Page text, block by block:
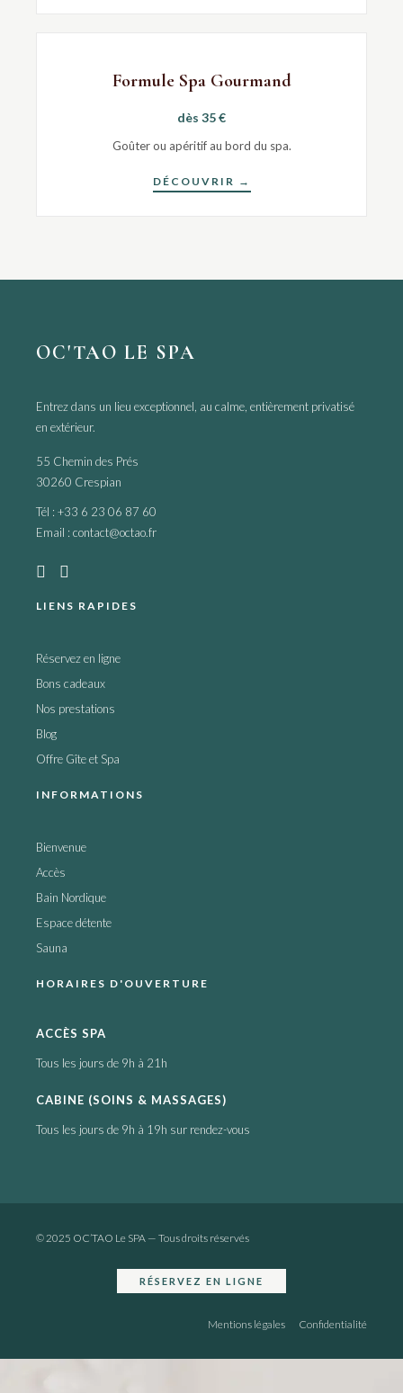
Formule Spa Gourmand
dès 35 €
Goûter ou apéritif au bord du spa.
DÉCOUVRIR →
OC'TAO LE SPA
Entrez dans un lieu exceptionnel, au calme, entièrement privatisé
en extérieur.
55 Chemin des Prés
30260 Crespian
Tél : +33 6 23 06 87 60
Email : contact@octao.fr
 
LIENS RAPIDES
Réservez en ligne
Bons cadeaux
Nos prestations
Blog
Offre Gîte et Spa
INFORMATIONS
Bienvenue
Accès
Bain Nordique
Espace détente
Sauna
HORAIRES D'OUVERTURE
ACCÈS SPA
Tous les jours de 9h à 21h
CABINE (SOINS & MASSAGES)
Tous les jours de 9h à 19h sur rendez-vous
© 2025 OC’TAO Le SPA — Tous droits réservés
RÉSERVEZ EN LIGNE
Mentions légales Confidentialité